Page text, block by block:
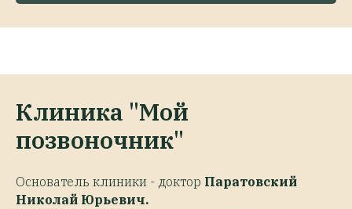
Клиника "Мой
позвоночник"
Основатель клиники - доктор Паратовский
Николай Юрьевич.